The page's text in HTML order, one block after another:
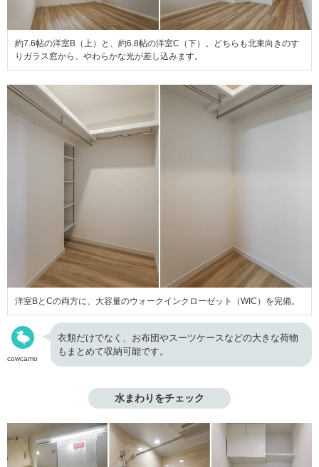
約7.6帖の洋室B（上）と、約6.8帖の洋室C（下）。どちらも北東向きのす
りガラス窓から、やわらかな光が差し込みます。
洋室BとCの両方に、大容量のウォークインクローゼット（WIC）を完備。
cowcamo
衣類だけでなく、お布団やスーツケースなどの大きな荷物
もまとめて収納可能です。
水まわりをチェック